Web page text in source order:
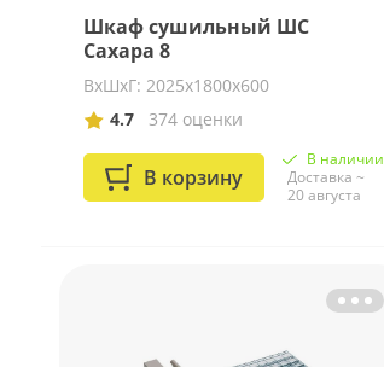
Шкаф сушильный ШС
Сахара 8
ВхШхГ: 2025х1800х600
4.7
374 оценки
В корзину
В наличии
Доставка ~
20 августа